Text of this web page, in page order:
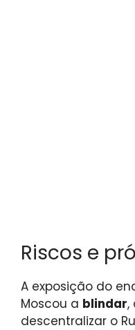
Riscos e
A exposição do
Moscou a blindar,
descentralizar o